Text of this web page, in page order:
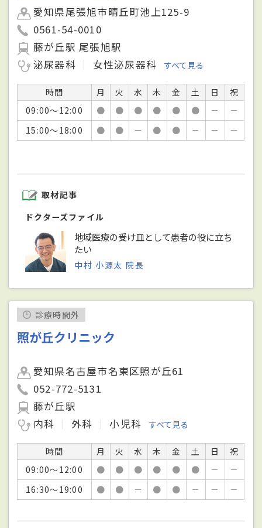
愛知県尾張旭市晴丘町池上125-9
0561-54-0010
藤が丘駅 尾張旭駅
泌尿器科
女性泌尿器科 すべて見る
時間 月 火 水 木 金 土 日
祝
09:00～12:00
● ● ● ● ● ● －
－
15:00～18:00
● ● － ● ● － － －
取材記事
ドクターズファイル
地域医療の受け皿として患者の役に立ち
たい
中村 小源太 院長
診療時間外
照が丘クリニック
愛知県名古屋市名東区照が丘61
052-772-5131
藤が丘駅
内科
外科 小児科 すべて見る
時間 月 火 水 木 金 土 日
祝
09:00～12:00
● ● ● ● ● ● －
－
16:30～19:00
● ● － ● ● － － －